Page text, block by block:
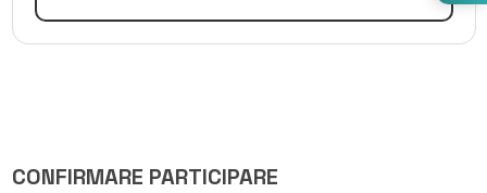
CONFIRMARE PARTICIPARE